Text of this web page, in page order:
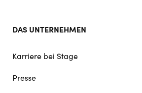
DAS UNTERNEHMEN
Karriere bei Stage
Presse